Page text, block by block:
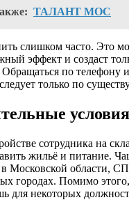
ТАЛАНТ МОС
слишком часто. Это
эффект и создаст
по телефону
только по
сотрудника на
жильё и питание.
в Московской области,
городах. Помимо
для некоторых